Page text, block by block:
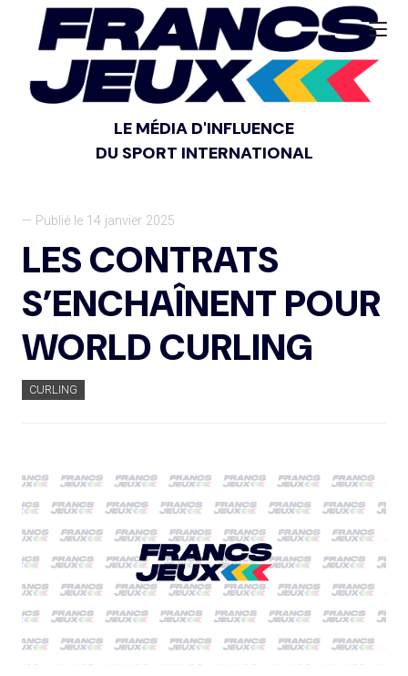
LE MÉDIA D'INFLUENCE
DU SPORT INTERNATIONAL
— Publié le 14 janvier 2025
LES CONTRATS
S’ENCHAÎNENT POUR
WORLD CURLING
CURLING